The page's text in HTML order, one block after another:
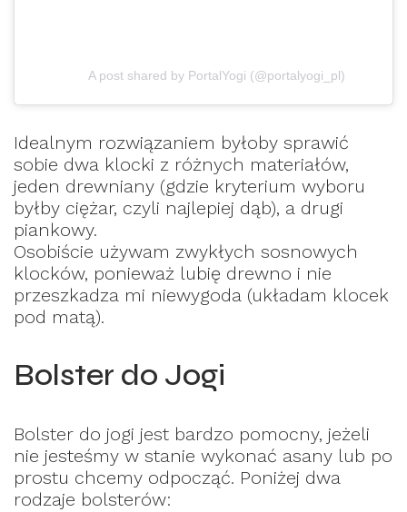
A post shared by PortalYogi (@portalyogi_pl)
Idealnym rozwiązaniem byłoby sprawić
sobie dwa klocki z różnych materiałów,
jeden drewniany (gdzie kryterium wyboru
byłby ciężar, czyli najlepiej dąb), a drugi
piankowy.
Osobiście używam zwykłych sosnowych
klocków, ponieważ lubię drewno i nie
przeszkadza mi niewygoda (układam klocek
pod matą).
Bolster do Jogi
Bolster do jogi jest bardzo pomocny, jeżeli
nie jesteśmy w stanie wykonać asany lub po
prostu chcemy odpocząć. Poniżej dwa
rodzaje bolsterów: